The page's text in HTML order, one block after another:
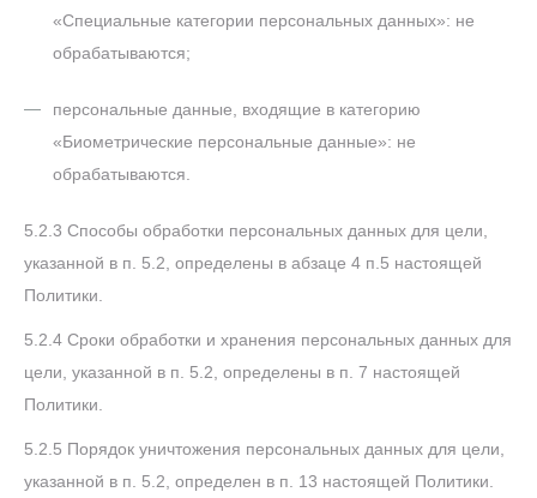
«Специальные категории персональных данных»: не
обрабатываются;
персональные данные, входящие в категорию
«Биометрические персональные данные»: не
обрабатываются.
5.2.3 Способы обработки персональных данных для цели,
указанной в п. 5.2, определены в абзаце 4 п.5 настоящей
Политики.
5.2.4 Сроки обработки и хранения персональных данных для
цели, указанной в п. 5.2, определены в п. 7 настоящей
Политики.
5.2.5 Порядок уничтожения персональных данных для цели,
указанной в п. 5.2, определен в п. 13 настоящей Политики.